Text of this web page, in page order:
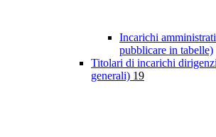
Incarichi
pubblicare in tabelle)
Titolari di incarichi
generali) 19